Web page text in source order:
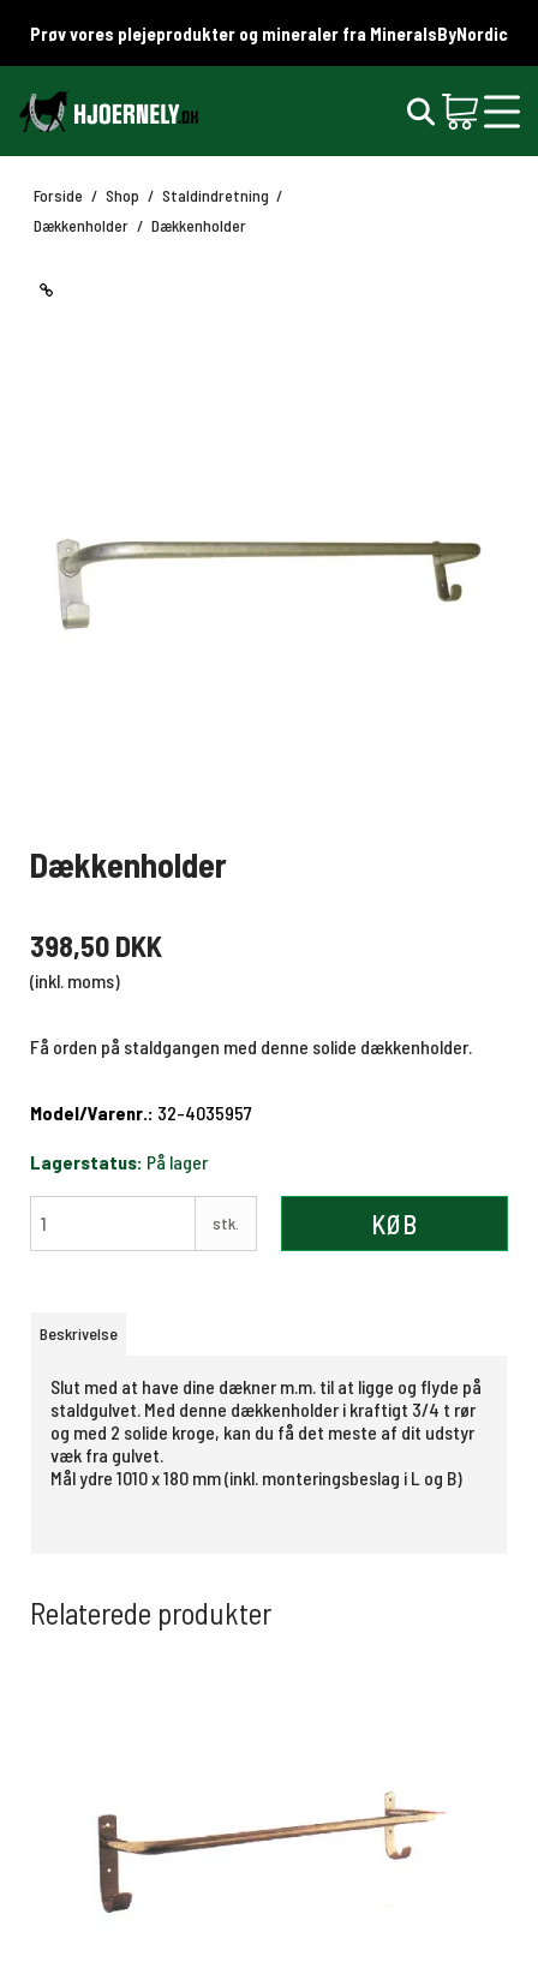
Prøv vores plejeprodukter og mineraler fra MineralsByNordic
Forside / Shop / Staldindretning /
Dækkenholder / Dækkenholder
Dækkenholder
398,50 DKK
(inkl. moms)
Få orden på staldgangen med denne solide dækkenholder.
Model/Varenr.: 32-4035957
Lagerstatus: På lager
stk. KØB
Beskrivelse
Slut med at have dine dækner m.m. til at ligge og flyde på
staldgulvet. Med denne dækkenholder i kraftigt 3/4 t rør
og med 2 solide kroge, kan du få det meste af dit udstyr
væk fra gulvet.
Mål ydre 1010 x 180 mm (inkl. monteringsbeslag i L og B)
Relaterede produkter